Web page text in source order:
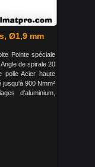
Ø1,9 mm
Pointe spéciale
de spirale 20
polie Acier haute
900 Nmm²
d'aluminium,